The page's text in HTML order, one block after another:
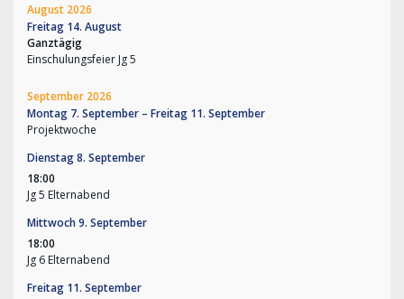
August 2026
Freitag 14. August
Ganztägig
Einschulungsfeier Jg 5
September 2026
Montag 7. September – Freitag 11. September
Projektwoche
Dienstag8. September
18:00
Jg 5 Elternabend
Mittwoch9. September
18:00
Jg 6 Elternabend
Freitag 11. September